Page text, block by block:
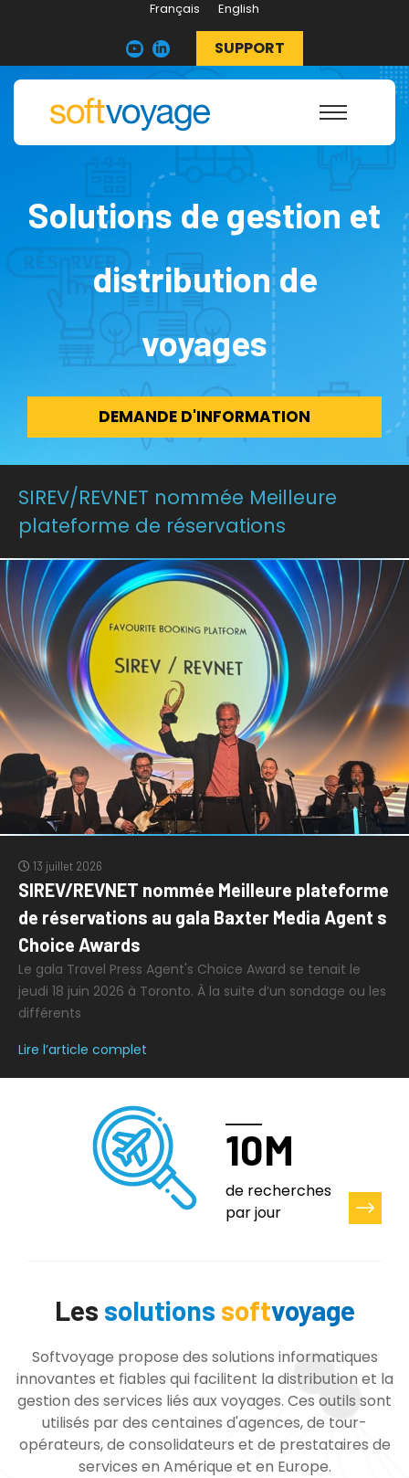
Français English
SUPPORT
Solutions de gestion et
distribution de
voyages
DEMANDE D'INFORMATION
SIREV/REVNET nommée Meilleure
plateforme de réservations
13 juillet 2026
SIREV/REVNET nommée Meilleure plateforme
de réservations au gala Baxter Media Agent s
Choice Awards
Le gala Travel Press Agent's Choice Award se tenait le
jeudi 18 juin 2026 à Toronto. À la suite d’un sondage ou les
différents
Lire l’article complet
10M
de recherches
par jour
Les solutions softvoyage
Softvoyage propose des solutions informatiques
innovantes et fiables qui facilitent la distribution et la
gestion des services liés aux voyages. Ces outils sont
utilisés par des centaines d'agences, de tour-
opérateurs, de consolidateurs et de prestataires de
services en Amérique et en Europe.